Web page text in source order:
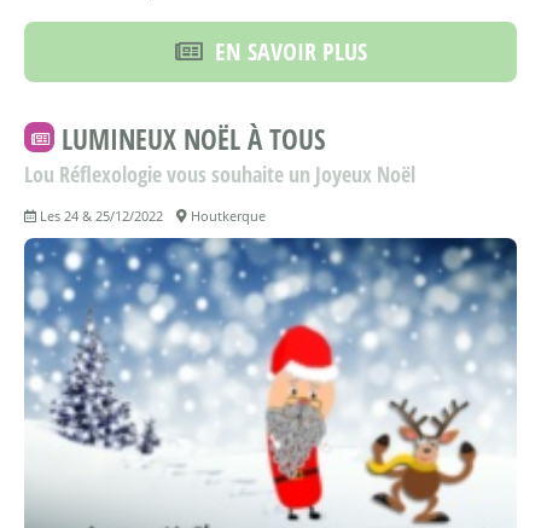
EN SAVOIR PLUS
LUMINEUX NOËL À TOUS
Lou Réflexologie vous souhaite un Joyeux Noël
Les 24 & 25/12/2022 Houtkerque